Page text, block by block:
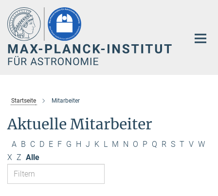
Hauptinhalt
Startseite Mitarbeiter
Aktuelle Mitarbeiter
A B C D E F G H J K L M N O P Q R S T V W
X Z Alle